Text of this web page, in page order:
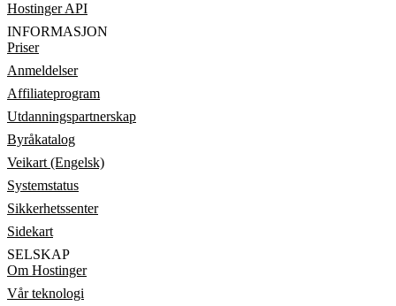
Hostinger API
INFORMASJON
Priser
Anmeldelser
Affiliateprogram
Utdanningspartnerskap
Byråkatalog
Veikart (Engelsk)
Systemstatus
Sikkerhetssenter
Sidekart
SELSKAP
Om Hostinger
Vår teknologi